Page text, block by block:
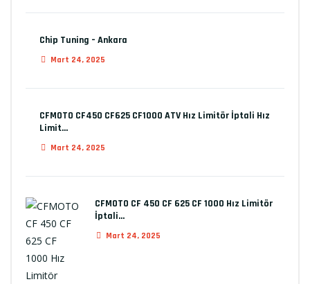
Chip Tuning – Ankara
Mart 24, 2025
CFMOTO CF450 CF625 CF1000 ATV Hız Limitör İptali Hız
Limit…
Mart 24, 2025
CFMOTO CF 450 CF 625 CF 1000 Hız Limitör
İptali…
Mart 24, 2025